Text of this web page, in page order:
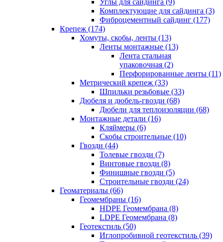
Углы для сайдинга (9)
Комплектующие для сайдинга (3)
Фиброцементный сайдинг (177)
Крепеж (174)
Хомуты, скобы, ленты (13)
Ленты монтажные (13)
Лента стальная
упаковочная (2)
Перфорированные ленты (11)
Метрический крепеж (33)
Шпильки резьбовые (33)
Дюбеля и дюбель-гвозди (68)
Дюбели для теплоизоляции (68)
Монтажные детали (16)
Кляймеры (6)
Скобы строительные (10)
Гвозди (44)
Толевые гвозди (7)
Винтовые гвозди (8)
Финишные гвозди (5)
Строительные гвозди (24)
Геоматериалы (66)
Геомембраны (16)
HDPE Геомембрана (8)
LDPE Геомембрана (8)
Геотекстиль (50)
Иглопробивной геотекстиль (39)